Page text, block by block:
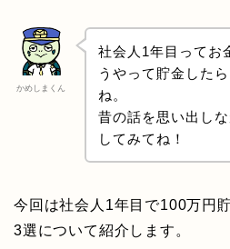
かめしまくん
社会人1年目ってお
うやって貯金した
ね。
昔の話を思い出し
してみてね！
今回は社会人1年目で100万円
3選について紹介します。